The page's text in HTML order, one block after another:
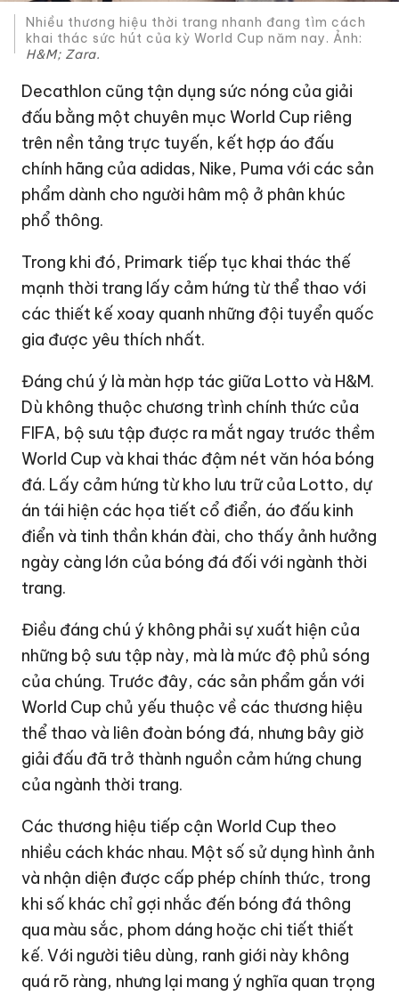
Nhiều thương hiệu thời trang nhanh đang tìm cách
khai thác sức hút của kỳ World Cup năm nay. Ảnh:
H&M; Zara.
Decathlon cũng tận dụng sức nóng của giải
đấu bằng một chuyên mục World Cup riêng
trên nền tảng trực tuyến, kết hợp áo đấu
chính hãng của adidas, Nike, Puma với các sản
phẩm dành cho người hâm mộ ở phân khúc
phổ thông.
Trong khi đó, Primark tiếp tục khai thác thế
mạnh thời trang lấy cảm hứng từ thể thao với
các thiết kế xoay quanh những đội tuyển quốc
gia được yêu thích nhất.
Đáng chú ý là màn hợp tác giữa Lotto và H&M.
Dù không thuộc chương trình chính thức của
FIFA, bộ sưu tập được ra mắt ngay trước thềm
World Cup và khai thác đậm nét văn hóa bóng
đá. Lấy cảm hứng từ kho lưu trữ của Lotto, dự
án tái hiện các họa tiết cổ điển, áo đấu kinh
điển và tinh thần khán đài, cho thấy ảnh hưởng
ngày càng lớn của bóng đá đối với ngành thời
trang.
Điều đáng chú ý không phải sự xuất hiện của
những bộ sưu tập này, mà là mức độ phủ sóng
của chúng. Trước đây, các sản phẩm gắn với
World Cup chủ yếu thuộc về các thương hiệu
thể thao và liên đoàn bóng đá, nhưng bây giờ
giải đấu đã trở thành nguồn cảm hứng chung
của ngành thời trang.
Các thương hiệu tiếp cận World Cup theo
nhiều cách khác nhau. Một số sử dụng hình ảnh
và nhận diện được cấp phép chính thức, trong
khi số khác chỉ gợi nhắc đến bóng đá thông
qua màu sắc, phom dáng hoặc chi tiết thiết
kế. Với người tiêu dùng, ranh giới này không
quá rõ ràng, nhưng lại mang ý nghĩa quan trọng